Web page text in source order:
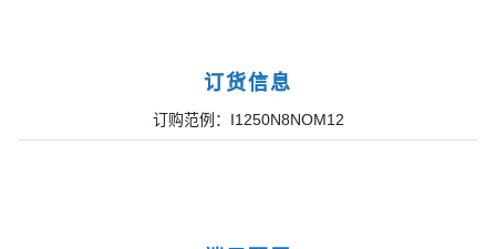
订货信息
订购范例：I1250N8NOM12